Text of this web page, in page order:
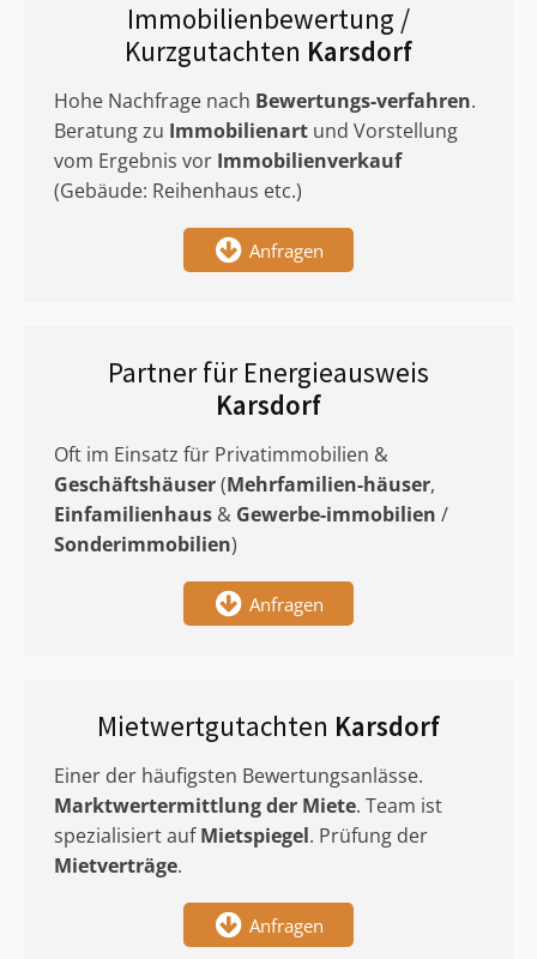
Immobilienbewertung /
Kurzgutachten Karsdorf
Hohe Nachfrage nach Bewertungs-verfahren.
Beratung zu Immobilienart und Vorstellung
vom Ergebnis vor Immobilienverkauf
(Gebäude: Reihenhaus etc.)
Anfragen
Partner für Energieausweis
Karsdorf
Oft im Einsatz für Privatimmobilien &
Geschäftshäuser(Mehrfamilien-häuser,
Einfamilienhaus & Gewerbe-immobilien /
Sonderimmobilien)
Anfragen
Mietwertgutachten Karsdorf
Einer der häufigsten Bewertungsanlässe.
Marktwertermittlungder Miete. Team ist
spezialisiert aufMietspiegel. Prüfung der
Mietverträge.
Anfragen